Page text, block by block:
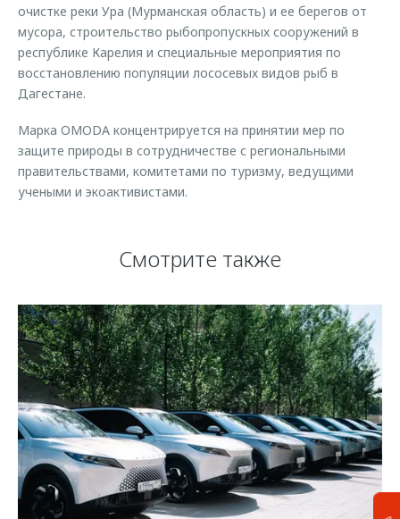
очистке реки Ура (Мурманская область) и ее берегов от
мусора, строительство рыбопропускных сооружений в
республике Карелия и специальные мероприятия по
восстановлению популяции лососевых видов рыб в
Дагестане.
Марка OMODA концентрируется на принятии мер по
защите природы в сотрудничестве с региональными
правительствами, комитетами по туризму, ведущими
учеными и экоактивистами.
Смотрите также